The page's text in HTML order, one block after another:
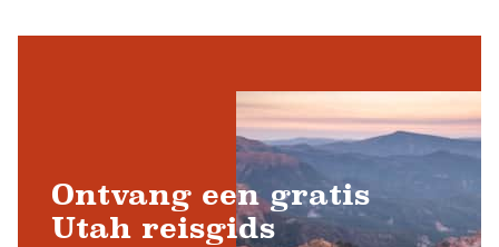
Ontvang een gratis
Utah reisgids